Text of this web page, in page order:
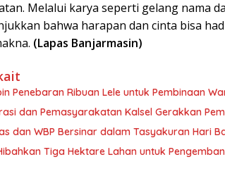
Melalui karya seperti gelang nama
bahwa harapan dan cinta bisa
(Lapas Banjarmasin)
Penebaran Ribuan Lele untuk Pembinaan
dan Pemasyarakatan Kalsel Gerakkan
dan WBP Bersinar dalam Tasyakuran Hari
Tiga Hektare Lahan untuk